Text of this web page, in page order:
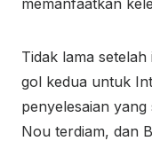
memanfaatkan
Tidak lama
gol kedua untuk
penyelesaian yang
Nou terdiam, dan